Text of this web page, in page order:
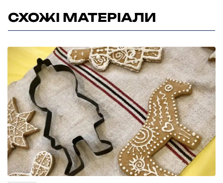
СХОЖІ МАТЕРІАЛИ